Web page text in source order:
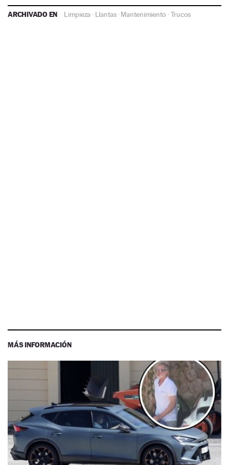
ARCHIVADO EN Limpieza · Llantas·Mantenimiento ·Trucos
MÁS INFORMACIÓN